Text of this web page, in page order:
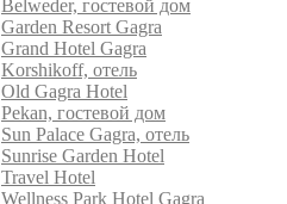
Belweder, гостевой дом
Garden Resort Gagra
Grand Hotel Gagra
Korshikoff, отель
Old Gagra Hotel
Pekan, гостевой дом
Sun Palace Gagra, отель
Sunrise Garden Hotel
Travel Hotel
Wellness Park Hotel Gagra